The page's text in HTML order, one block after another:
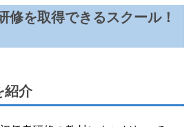
修を取得できるスクール！
紹介